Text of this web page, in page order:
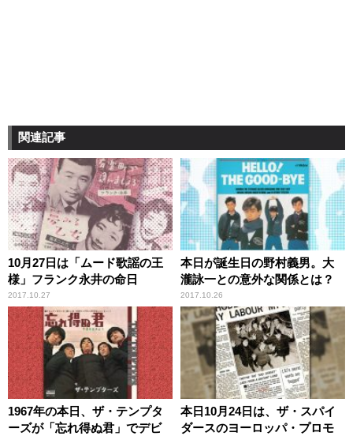
関連記事
10月27日は「ムード歌謡の王
様」フランク永井の命日
2017.10.27
本日が誕生日の野村義男。大
瀧詠一との意外な関係とは？
2017.10.26
1967年の本日、ザ・テンプタ
ーズが「忘れ得ぬ君」でデビ
本日10月24日は、ザ・スパイ
ダースのヨーロッパ・プロモ